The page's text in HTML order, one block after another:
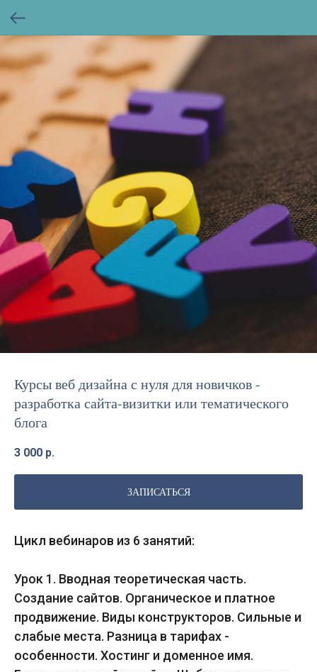
Курсы веб дизайна с нуля для новичков -
разработка сайта-визитки или тематического
блога
3 000 р.
ЗАПИСАТЬСЯ
Цикл вебинаров из 6 занятий:
Урок 1. Вводная теоретическая часть.
Создание сайтов. Органическое и платное
продвижение. Виды конструкторов. Сильные и
слабые места. Разница в тарифах -
особенности. Хостинг и доменное имя.